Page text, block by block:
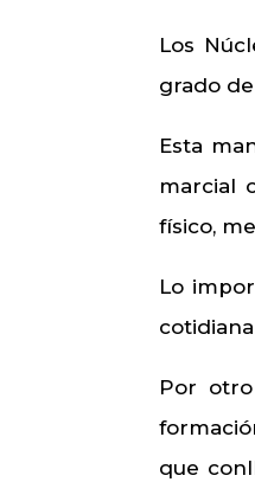
Los
grado
Esta
marcial
físico,
Lo
Por
que